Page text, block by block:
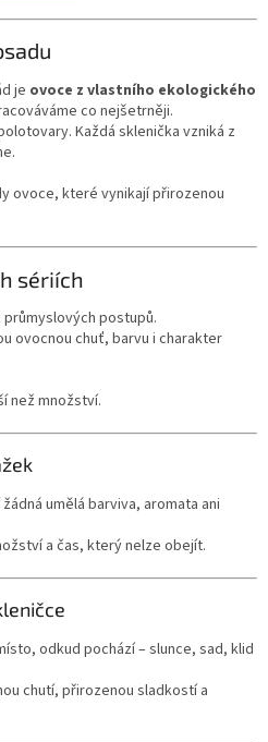
je ovoce z vlastního ekologického
co nejšetrněji.
Každá sklenička vzniká z
ovoce, které vynikají přirozenou
sériích
postupů.
ovocnou chuť, barvu i charakter
než množství.
umělá barviva, aromata ani
a čas, který nelze obejít.
odkud pochází – slunce, sad, klid
chutí, přirozenou sladkostí a